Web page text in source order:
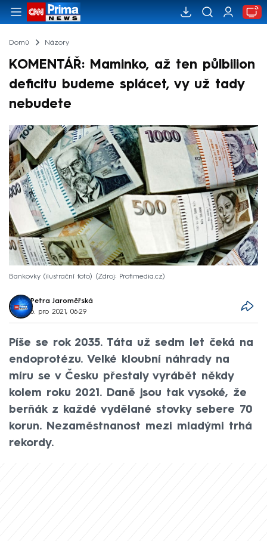
Domů Názory
KOMENTÁŘ: Maminko, až ten půlbilion
deficitu budeme splácet, vy už tady
nebudete
Bankovky (ilustrační foto) Zdroj: Profimedia.cz
Petra Jaroměřská
6. pro 2021, 06:29
Píše se rok 2035. Táta už sedm let čeká na
endoprotézu. Velké kloubní náhrady na
míru se v Česku přestaly vyrábět někdy
kolem roku 2021. Daně jsou tak vysoké, že
berňák z každé vydělané stovky sebere 70
korun. Nezaměstnanost mezi mladými trhá
rekordy.